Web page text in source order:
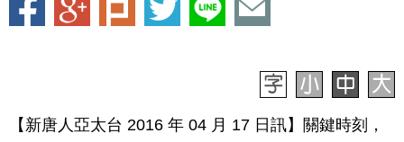
【新唐人亞太台 2016 年 04 月 17 日訊】關鍵時刻，